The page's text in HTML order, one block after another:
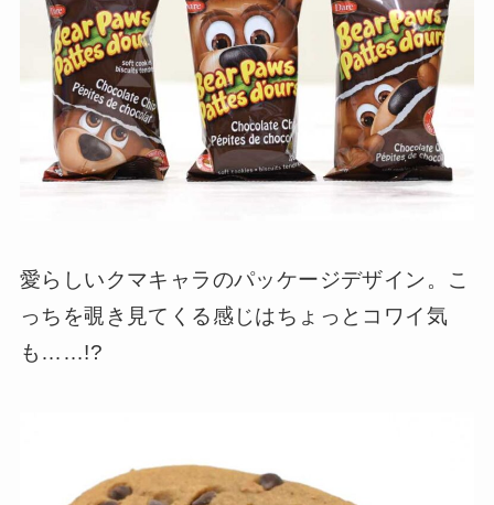
愛らしいクマキャラのパッケージデザイン。こ
っちを覗き見てくる感じはちょっとコワイ気
も……!?